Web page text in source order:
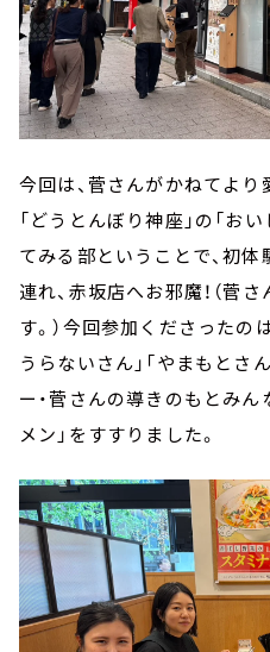
今回は、菅さんがかねてよ
「どうとんぼり神座」の「お
てみる部ということで、初
連れ、赤坂店へお邪魔！（菅
す。）今回参加くださったの
うらないさん」「やまもとさ
ー・菅さんの導きのもとみん
メン」をすすりました。